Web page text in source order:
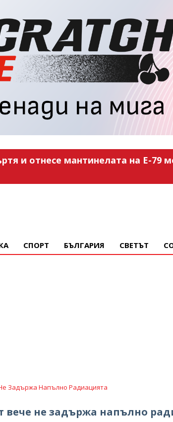
и отнесе мантинелата на Е-
СПОРТ БЪЛГАРИЯ СВЕТЪТ
Задържа Напълно Радиацията
вече не задържа напълно